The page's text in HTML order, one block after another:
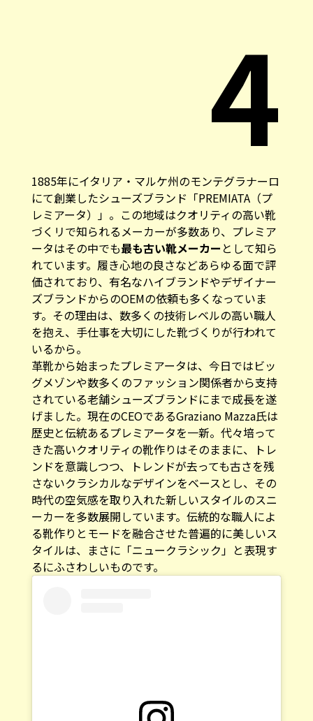
4
1885年にイタリア・マルケ州のモンテグラナーロ
にて創業したシューズブランド「PREMIATA（プ
レミアータ） 」。この地域はクオリティの高い靴
づくリで知られるメーカーが多数あり、プレミア
ータはその中でも最も古い靴メーカー として知ら
れています。履き心地の良さなどあらゆる面で評
価されており、有名なハイブランドやデザイナー
ズブランドからのOEMの依頼も多くなっていま
す。その理由は、数多くの技術レベルの高い職人
を抱え、手仕事を大切にした靴づくりが行われて
いるから。
革靴から始まったプレミアータは、今日ではビッ
グメゾンや数多くのファッション関係者から支持
されている老舗シューズブランドにまで成長を遂
げました。現在のCEOであるGraziano Mazza氏は
歴史と伝統あるプレミアータを一新。代々培って
きた高いクオリティの靴作りはそのままに、トレ
ンドを意識しつつ、トレンドが去っても古さを残
さないクラシカルなデザインをベースとし、その
時代の空気感を取り入れた新しいスタイルのスニ
ーカーを多数展開しています。伝統的な職人によ
る靴作りとモードを融合させた普遍的に美しいス
タイルは、まさに「ニュークラシック」と表現す
るにふさわしいものです。